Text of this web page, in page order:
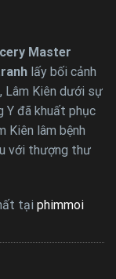
Master
lấy bối cảnh
Lâm Kiên dưới sự
Y đã khuất phục
Kiên lâm bệnh
với thượng thư
tại phimmoi